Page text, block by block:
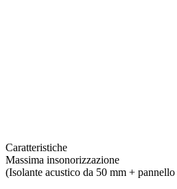
Caratteristiche
Massima insonorizzazione
(Isolante acustico da 50 mm +